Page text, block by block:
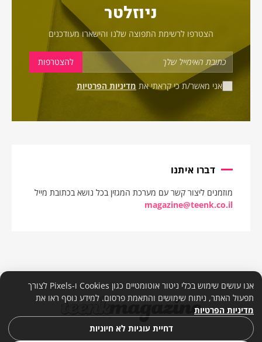
ניוזלטר
הצטרפו לרשימת התפוצה שלנו והישארו מעודכנים
אני מאשר/ת כי קראתי את מדיניות הפרטיות
דברו איתנו
מוזמנים ליצור קשר עם מערכת המגזין בכל נושא בכתובת מייל
magazine@teenk.co.il
אנו עושים שימוש בכלי ניטור אוטומטיים כגון Cookies ו-Pixels לצורך
תפעול האתר, ניתוח שימושים והתאמת פרסום. למידע נוסף ראו את
מדיניות הפרטיות
דחיית עוגיות לא חיוניות